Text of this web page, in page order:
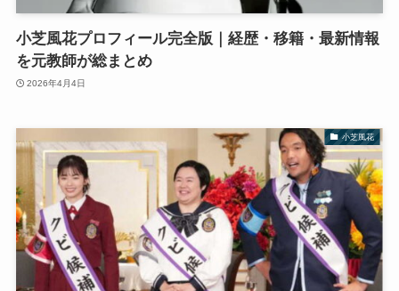
小芝風花プロフィール完全版｜経歴・移籍・最新情報
を元教師が総まとめ
2026年4月4日
小芝風花